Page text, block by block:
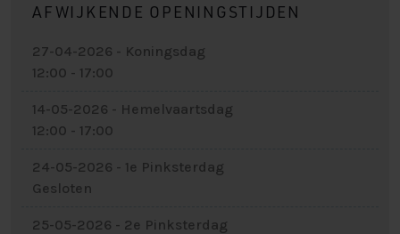
AFWIJKENDE OPENINGSTIJDEN
27-04-2026 - Koningsdag
12:00 - 17:00
14-05-2026 - Hemelvaartsdag
12:00 - 17:00
24-05-2026 - 1e Pinksterdag
Gesloten
25-05-2026 - 2e Pinksterdag